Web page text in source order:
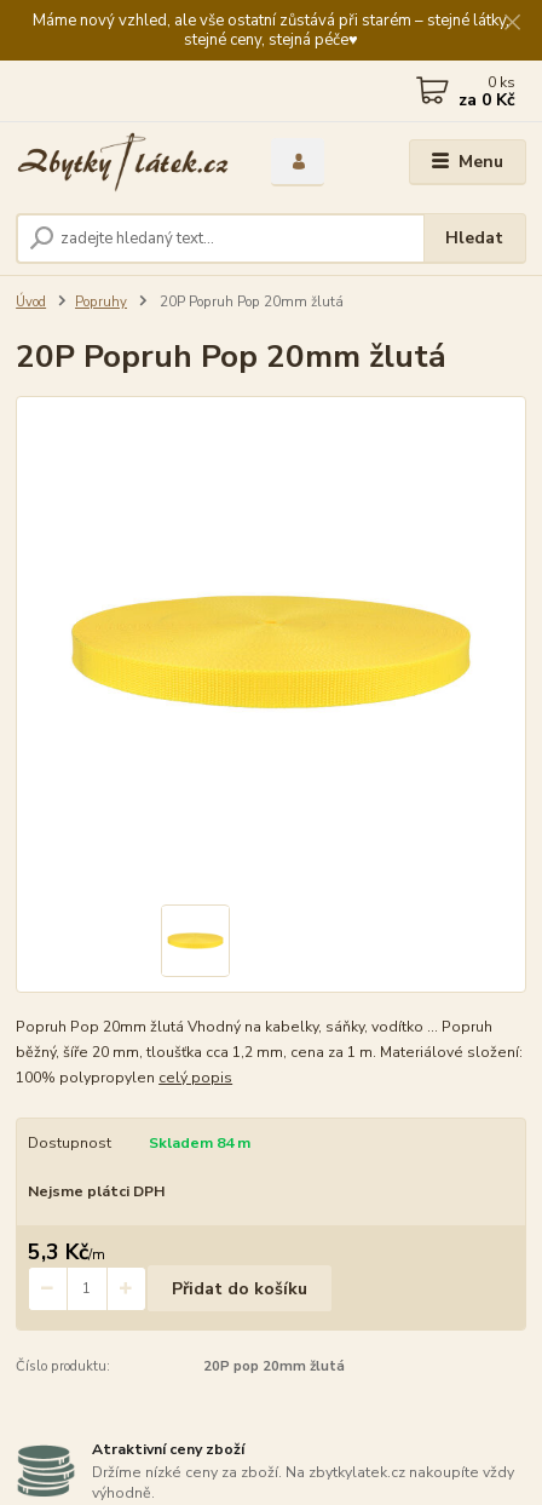
Máme nový vzhled, ale vše ostatní zůstává při starém – stejné látky,
stejné ceny, stejná péče♥️
Menu
Hledat
0 ks
za 0 Kč
Úvod Popruhy 20P Popruh Pop 20mm žlutá
20P Popruh Pop 20mm žlutá
Popruh Pop 20mm žlutá Vhodný na kabelky, sáňky, vodítko ... Popruh
běžný, šíře 20 mm, tloušťka cca 1,2 mm, cena za 1 m. Materiálové složení:
100% polypropylen celý popis
Dostupnost Skladem 84 m
Nejsme plátci DPH
5,3 Kč/m
Přidat do košíku
Číslo produktu: 20P pop 20mm žlutá
Atraktivní ceny zboží
Držíme nízké ceny za zboží. Na zbytkylatek.cz nakoupíte vždy
výhodně.